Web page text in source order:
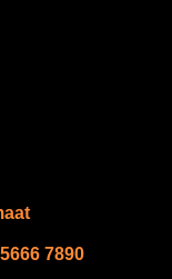
5666 7890